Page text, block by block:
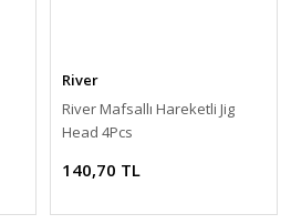
River
River Mafsallı Hareketli Jig
Head 4Pcs
140,70 TL